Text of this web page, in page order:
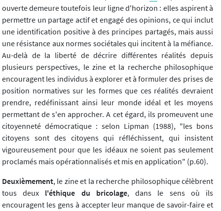
ouverte demeure toutefois leur ligne d'horizon : elles aspirent à
permettre un partage actif et engagé des opinions, ce qui inclut
une identification positive à des principes partagés, mais aussi
une résistance aux normes sociétales qui incitent à la méfiance.
Au-delà de la liberté de décrire différentes réalités depuis
plusieurs perspectives, le zine et la recherche philosophique
encouragent les individus à explorer et à formuler des prises de
position normatives sur les formes que ces réalités devraient
prendre, redéfinissant ainsi leur monde idéal et les moyens
permettant de s'en approcher. A cet égard, ils promeuvent une
citoyenneté démocratique : selon Lipman (1988), "les bons
citoyens sont des citoyens qui réfléchissent, qui insistent
vigoureusement pour que les idéaux ne soient pas seulement
proclamés mais opérationnalisés et mis en application" (p.60).
Deuxièmement, le zine et la recherche philosophique célèbrent
tous deux l'éthique du bricolage, dans le sens où ils
encouragent les gens à accepter leur manque de savoir-faire et